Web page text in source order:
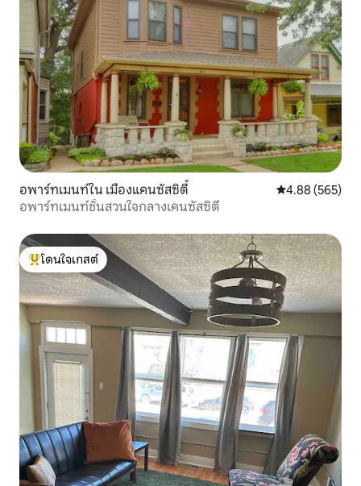
อพาร์ทเมนท์ใน เมืองแคนซัสซิตี้ คะแนนเฉลี่ย
4.88 (565)
อพาร์ทเมนท์ชั้นสวนใจกลางเคนซัสซิตี้
โดนใจเกสต์ที่สุด
โดนใจเกสต์